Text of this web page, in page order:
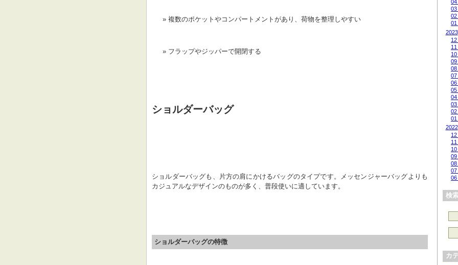
複数のポケットやコンパートメントがあり、荷物を整理しやすい
フラップやジッパーで開閉する
ショルダーバッグ
ショルダーバッグも、片方の肩にかけるバッグのタイプです。メッセンジャーバッグよりも
カジュアルなデザインのものが多く、普段使いに適しています。
ショルダーバッグの特徴
04
03
02
01
2023
12
11
10
09
08
07
06
05
04
03
02
01
2022
12
11
10
09
08
07
06
検
カ